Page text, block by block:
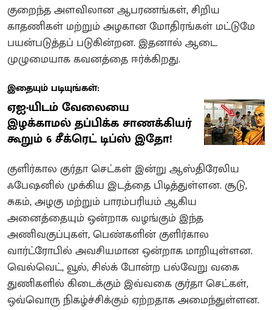
குறைந்த அளவிலான ஆபரணங்கள், சிறிய
காதணிகள் மற்றும் அழகான மோதிரங்கள் மட்டுமே
பயன்படுத்தப் படுகின்றன. இதனால் ஆடை
முழுமையாக கவனத்தை ஈர்க்கிறது.
இதையும் படியுங்கள்:
ஏஐ-யிடம் வேலையை
இழக்காமல் தப்பிக்க சாணக்கியர்
கூறும் 6 சீக்ரெட் டிப்ஸ் இதோ!
குளிர்கால குர்தா செட்கள் இன்று ஆஸ்திரேலிய
ஃபேஷனில் முக்கிய இடத்தை பிடித்துள்ளன. சூடு,
சுகம், அழகு மற்றும் பாரம்பரியம் ஆகிய
அனைத்தையும் ஒன்றாக வழங்கும் இந்த
அணிவகுப்புகள், பெண்களின் குளிர்கால
வார்ட்ரோபில் அவசியமான ஒன்றாக மாறியுள்ளன.
வெல்வெட், வூல், சில்க் போன்ற பல்வேறு வகை
துணிகளில் கிடைக்கும் இவ்வகை குர்தா செட்கள்,
ஒவ்வொரு நிகழ்ச்சிக்கும் ஏற்றதாக அமைந்துள்ளன.